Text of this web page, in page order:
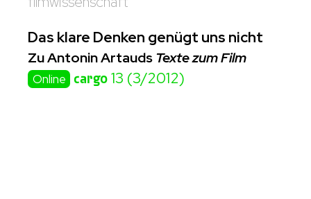
Das klare Denken genügt uns nicht
Zu Antonin ArtaudsTexte zum Film
Online cargo 13 (3/2012)